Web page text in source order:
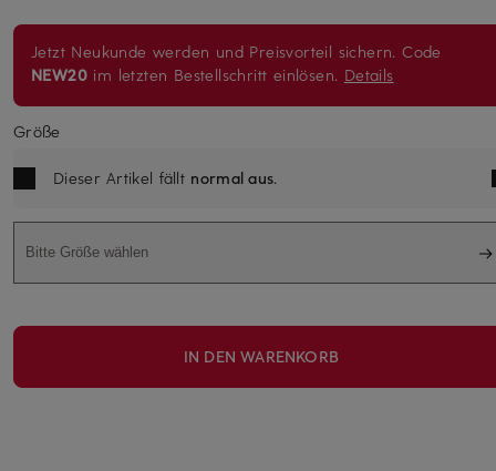
Jetzt Neukunde werden und Preisvorteil sichern. Code
NEW20 im letzten Bestellschritt einlösen. Details
Größe
Dieser Artikel fällt normal aus.
Bitte Größe wählen
IN DEN WARENKORB